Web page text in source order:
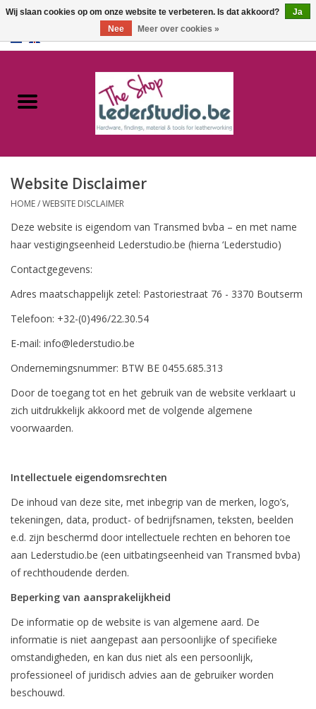
Catalogus
FAQ
Website Disclaimer
HOME/WEBSITE DISCLAIMER
Deze website is eigendom van Transmed bvba – en met name
haar vestigingseenheid Lederstudio.be (hierna ‘Lederstudio)
Contactgegevens:
Adres maatschappelijk zetel: Pastoriestraat 76 - 3370 Boutserm
Telefoon: +32-(0)496/22.30.54
E-mail: info@lederstudio.be
Ondernemingsnummer: BTW BE 0455.685.313
Door de toegang tot en het gebruik van de website verklaart u
zich uitdrukkelijk akkoord met de volgende algemene
voorwaarden.
Intellectuele eigendomsrechten
De inhoud van deze site, met inbegrip van de merken, logo’s,
tekeningen, data, product- of bedrijfsnamen, teksten, beelden
e.d. zijn beschermd door intellectuele rechten en behoren toe
aan Lederstudio.be (een uitbatingseenheid van Transmed bvba)
of rechthoudende derden.
Beperking van aansprakelijkheid
De informatie op de website is van algemene aard. De
informatie is niet aangepast aan persoonlijke of specifieke
omstandigheden, en kan dus niet als een persoonlijk,
professioneel of juridisch advies aan de gebruiker worden
beschouwd.
Wij slaan cookies op om onze website te verbeteren. Is dat akkoord?
Ja
Nee
Meer over cookies »